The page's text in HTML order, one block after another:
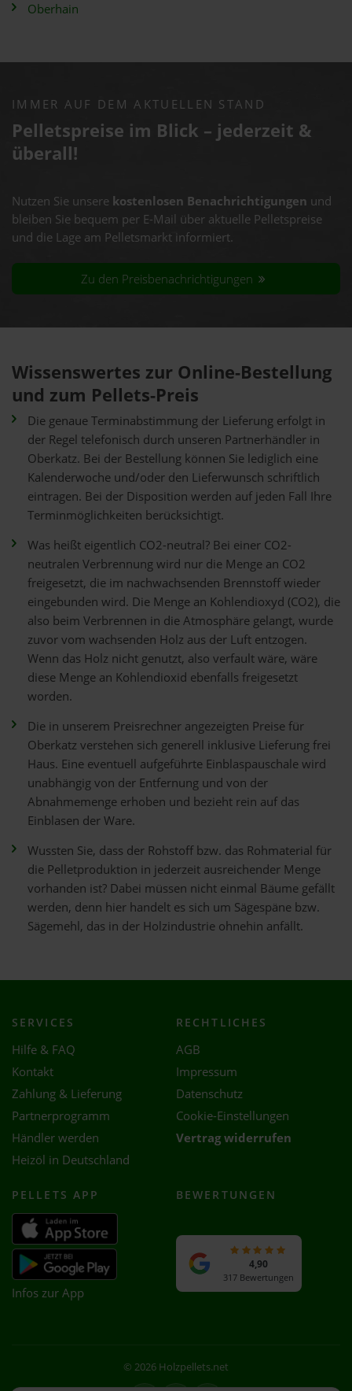
Oberhain
IMMER AUF DEM AKTUELLEN STAND
Pelletspreise im Blick – jederzeit &
überall!
Nutzen Sie unsere kostenlosen Benachrichtigungen und
bleiben Sie bequem per E-Mail über aktuelle Pelletspreise
und die Lage am Pelletsmarkt informiert.
Zu den Preisbenachrichtigungen
Wissenswertes zur Online-Bestellung
und zum Pellets-Preis
Die genaue Terminabstimmung der Lieferung erfolgt in
der Regel telefonisch durch unseren Partnerhändler in
Oberkatz. Bei der Bestellung können Sie lediglich eine
Kalenderwoche und/oder den Lieferwunsch schriftlich
eintragen. Bei der Disposition werden auf jeden Fall Ihre
Terminmöglichkeiten berücksichtigt.
Was heißt eigentlich CO2-neutral? Bei einer CO2-
neutralen Verbrennung wird nur die Menge an CO2
freigesetzt, die im nachwachsenden Brennstoff wieder
eingebunden wird. Die Menge an Kohlendioxyd (CO2), die
also beim Verbrennen in die Atmosphäre gelangt, wurde
zuvor vom wachsenden Holz aus der Luft entzogen.
Wenn das Holz nicht genutzt, also verfault wäre, wäre
diese Menge an Kohlendioxid ebenfalls freigesetzt
worden.
Die in unserem Preisrechner angezeigten Preise für
Oberkatz verstehen sich generell inklusive Lieferung frei
Haus. Eine eventuell aufgeführte Einblaspauschale wird
unabhängig von der Entfernung und von der
Abnahmemenge erhoben und bezieht rein auf das
Einblasen der Ware.
Wussten Sie, dass der Rohstoff bzw. das Rohmaterial für
die Pelletproduktion in jederzeit ausreichender Menge
vorhanden ist? Dabei müssen nicht einmal Bäume gefällt
werden, denn hier handelt es sich um Sägespäne bzw.
Sägemehl, das in der Holzindustrie ohnehin anfällt.
SERVICES
Hilfe & FAQ
Kontakt
Zahlung & Lieferung
Partnerprogramm
Händler werden
Heizöl in Deutschland
RECHTLICHES
AGB
Impressum
Datenschutz
Cookie-Einstellungen
Vertrag widerrufen
PELLETS APP
Infos zur App
BEWERTUNGEN
4,90
317 Bewertungen
© 2026 Holzpellets.net